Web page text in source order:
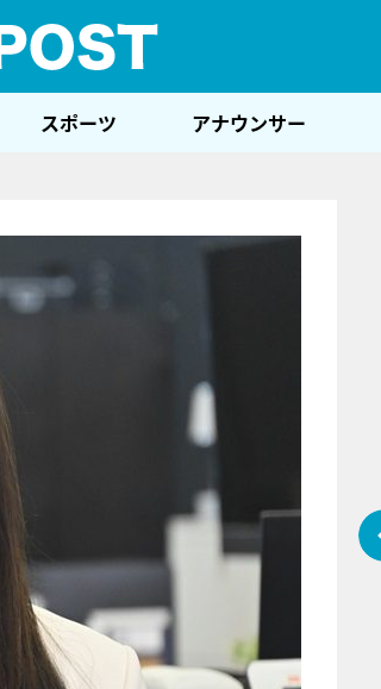
スポーツ アナウンサー
『アイ＝ラブ！げーみんぐ』＝LOV
E齋藤樹愛羅＆佐々木舞香SPインタ
ビュー